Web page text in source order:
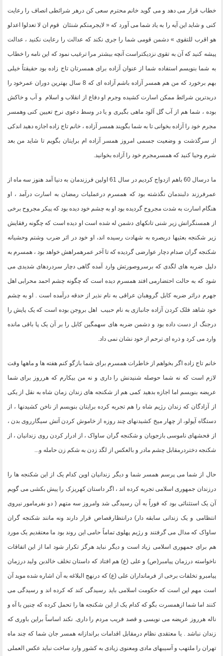
خطاب قرار می دهد و می گوید خانم محترم سعی کن درهر شرائطی انصاف را رعایت
کنی و شاید این آیه را به یاد شما می آورد که « لایجرمنکم شنئان قوم ان لا تعدلوا اعدلو
هو اقرب للتقوی » دشمن قومی شما را جری نکند که عدالت را رعایت نکنید ، عدالت
پیشه کنید که آن به تقوی نزدیکتراست آنچه بیشتر مرا ترغیب نمود که این نامه را خطاب
به شما بنویسم استفاده شما از عنوان آزاده برای همسرتان تاج زاده بود حقیقتاً خیلی
بهم برخورد که من هم همسر آزاده باشم آزاده ای که 8 سال بهترین دوران عمرخود را
دربدترین شرائط ممکن اسارت کشیده وجرم او دفاع از انقلاب و اسلام و آب و خاکش
بوده ، شما هم از آب گل آلود ماهی بگیری و یا در وسط دعوی نرخ تعیین کنی وهمسر
مجرم خود را آزاده بخوانی تا به شما بگویند همسر آزاده ، خانم تاج زاده اجازه دهید اندکی
از سرگذشت و وضعیت جسمی امروز همسر آزاده ام برایتان بگویم تا شاید من بعد
شرم وحیا کنید که همسرمجرم خود را آزاده بخوانید.
ما درسال 60 باهم ازدواج کردیم در سال 61 اولین فرزندمان به دنیا آمد هنوز سه ماه از
عمرفرزند دلبندمان نگذشته بود که همسرم درعملیات رمضان به اسارت درآمد ، او
هنگام اسارت به شدت مجروح گردیده بود او به چشم خود دیده بود که پیکر مجروح برخی
از همسنگرانش زیر شنی تانکهای دشمن له شده است او دیده است که چگونه رفقایش
زیر شکنجه بعثیها دربصره به شهادت رسیده اند، او خود در اثر ضرب وشتم وحشیانه
شکنجه گران صدام دچار عوارضی گردیده که تا آخر عمرهمراهش خواهد بود ، همسرم به
دلیل ضربه های لگدی که برسروصورتش وارد آمده گاهی دچار سردردهای شدیدی می
شود که به حالت احتضارمی افتد همسرم دیده است که چگونه چشم احمد محرابی اهل
جهرم دراثر ضربه کابل گروهبان عراقی به نام نذیر از حدقه درآمده است . او به چشم
خود شاهد فلک کردن آزاده جانبازی به نام حبیب اهل بروجن بوده است که یک پایش را
درجنگ از دست داده بود و دشمن ضربه های سهمگین کابل را بر آن یک پا باقی مانده
وارد می کرد و ذره ای ترحم از خود نشان نمی داد.
خانم تاج زاده اگر بخواهم از خاطرات همسرم برای شما بازگو کنم هفته ها و ماهها وقت
لازم است که نه شما حوصله شنیدنش را داری و نه من بیکارم که هرروز برای شما
عریضه بنویسم اما اجازه بدهید کمی هم از شکنجه های زندان زمان شاه به نقل از یکی
از آزادگان که زندان رژیم شاه را هم تجربه کرده برایتان بنویسم از ناخن کشیدنها ، از
دستگاه آپولو، از چهار میخ کشیدنهای چند روزه از خاموش کردن آتش سیگارروی بدن ،
از فحشهای ناموسی بازجویان و شکنجه گران ساواک ، از ادرار کردن روی زندانیان ، از
شکنجه دختردرمقابل چشم مادر و بالعکس از لگد زدن به شکم زن حامله و...
حال از شما می پرسم همسر شما و دیگر زندانیان اوین کدام یک از این شکنجه ها را
درزندان جمهوری اسلامی تجربه کرده اند ، اگر داستان کهریزک را پیش بکشی می گویم
آن یک استثنائی بود که فوراً به آن رسیدگی شد وامروز سه متهم ( دو نفرمامور نیروی
انتظامی و یک زندانی سابقه دار) درانتظارقصاص قرار دارند ونه مانند شکنجه گران
ساواک که مدال می گرفتند و رژیم پهلوی تماماً حامی این روند بود ما معتقدیم یک مورد
هم برای جمهوری اسلامی زیاد است و دیگر نباید هرگز تکرار شود اما از این اتفاقات
ناخواسته درزمان پیامبر(ص) و علی (ع) هم افتاد که داستان تخلف خالدبن ولید درزمان
پیامبرو تخلفات برخی از فرمانداران علی (ع) که درنهج البلاغه به آن اشاره شده موید آن
است مهم این است که حکومت اسلامی باید رسیدگی کند که کرده اند و رسیدگی می
کنند اما شما ازهمسرت بگو که کدام یک از این شکنجه ها را تحمل کرده که چنین با آه و
ناله هرروز عریضه می نویسی و قصد فریب مردم را داری. نکند اساساً براین باوری که
زندان نباشد . یا معتقدی نظام درمقابل اقدامات براندازانه همسر جان شما که چند ماه
تهران را ملتهب و آسیبهای مادی ومعنوی زیادی به کشور وارد ساخت نباید عکس العملی